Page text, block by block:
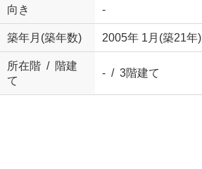
向き -
築年月(築年数) 2005年 1月(築21年)
所在階 / 階建
て
- / 3階建て